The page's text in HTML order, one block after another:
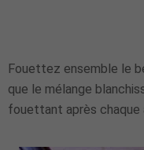
Fouettez ensemble le
que le mélange
fouettant après chaque